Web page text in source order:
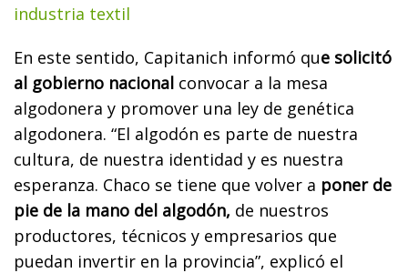
industria textil
En este sentido, Capitanich informó que solicitó
al gobierno nacional convocar a la mesa
algodonera y promover una ley de genética
algodonera. “El algodón es parte de nuestra
cultura, de nuestra identidad y es nuestra
esperanza. Chaco se tiene que volver a poner de
pie de la mano del algodón, de nuestros
productores, técnicos y empresarios que
puedan invertir en la provincia”, explicó el